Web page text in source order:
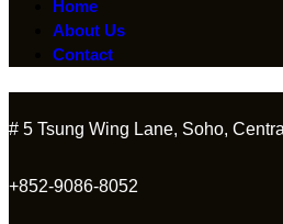
Home
About Us
Contact
# 5 Tsung Wing Lane, Soho,
+852-9086-8052